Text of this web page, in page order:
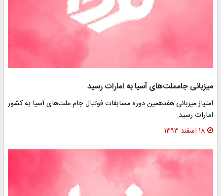
میزبانی جام‎ملت‌های آسیا به امارات رسید
امتیاز میزبانی هفدهمین دوره مسابقات فوتبال جام ملت‌های آسیا به کشور
امارات رسید.
۱۸ اسفند ۱۳۹۳